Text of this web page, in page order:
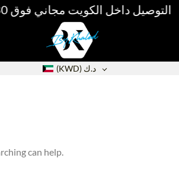
التوصيل داخل الكويت مجاني فوق 30دك خلال 48 ساعة /
(KWD) د.ك
can help.